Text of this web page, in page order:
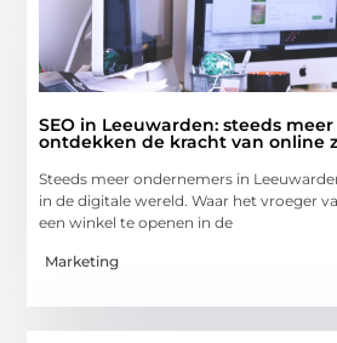
SEO in Leeuwarden: steeds
ontdekken de kracht van online
Steeds meer ondernemers in
in de digitale wereld. Waar het vroeger
een winkel te openen in de
Marketing